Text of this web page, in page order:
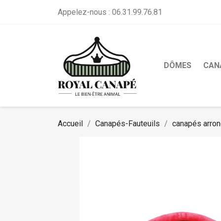
Appelez-nous : 06.31.99.76.81
DÔMES
Accueil Canapés-Fauteuils canapés